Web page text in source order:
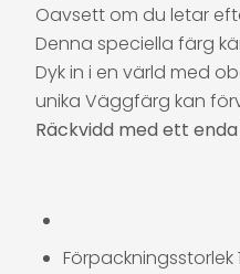
Oavsett om du letar
Denna speciella färg
Dyk in i en värld med
unika Väggfärg kan
Räckvidd med ett
Förpackningsstorlek